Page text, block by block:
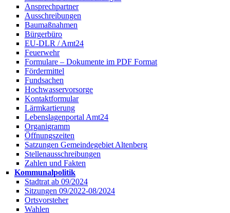
Ansprechpartner
Ausschreibungen
Baumaßnahmen
Bürgerbüro
EU-DLR / Amt24
Feuerwehr
Formulare – Dokumente im PDF Format
Fördermittel
Fundsachen
Hochwasservorsorge
Kontaktformular
Lärmkartierung
Lebenslagenportal Amt24
Organigramm
Öffnungszeiten
Satzungen Gemeindegebiet Altenberg
Stellenausschreibungen
Zahlen und Fakten
Kommunalpolitik
Stadtrat ab 09/2024
Sitzungen 09/2022-08/2024
Ortsvorsteher
Wahlen